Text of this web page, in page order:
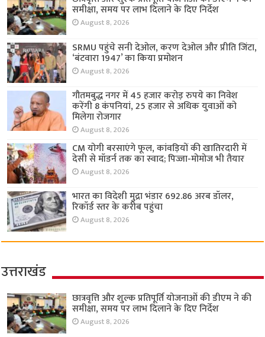
समीक्षा, समय पर लाभ दिलाने के दिए निर्देश
August 8, 2026
SRMU पहुंचे सनी देओल, करण देओल और प्रीति जिंटा,
‘बंटवारा 1947’ का किया प्रमोशन
August 8, 2026
गौतमबुद्ध नगर में 45 हजार करोड़ रुपये का निवेश
करेंगी 8 कंपनियां, 25 हजार से अधिक युवाओं को
मिलेगा रोजगार
August 8, 2026
CM योगी बरसाएंगे फूल, कांवड़ियों की खातिरदारी में
देसी से मॉडर्न तक का स्वाद; पिज्जा-मोमोज भी तैयार
August 8, 2026
भारत का विदेशी मुद्रा भंडार 692.86 अरब डॉलर,
रिकॉर्ड स्तर के करीब पहुंचा
August 8, 2026
उत्तराखंड
छात्रवृत्ति और शुल्क प्रतिपूर्ति योजनाओं की डीएम ने की
समीक्षा, समय पर लाभ दिलाने के दिए निर्देश
August 8, 2026